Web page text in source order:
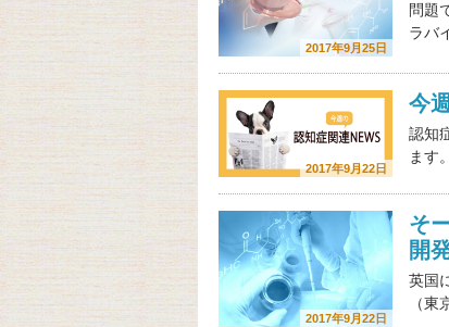
2017年9月25日
問題
ラバ
2017年9月22日
今
認知
ます
2017年9月22日
そ
開
英国
（